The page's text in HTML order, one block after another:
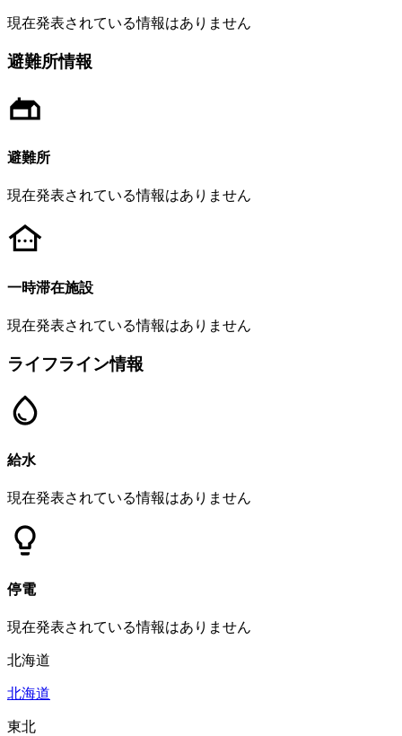
現在発表されている情報はありません
避難所情報
避難所
現在発表されている情報はありません
一時滞在施設
現在発表されている情報はありません
ライフライン情報
給水
現在発表されている情報はありません
停電
現在発表されている情報はありません
北海道
北海道
東北